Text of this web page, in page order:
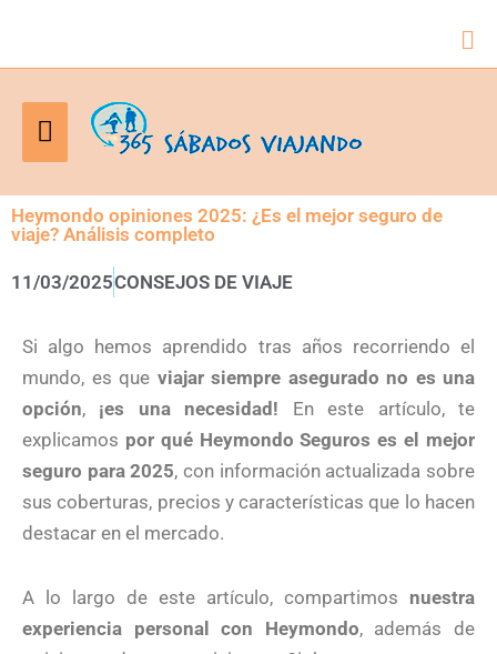
Menú
principal
Heymondo opiniones 2025: ¿Es el mejor seguro de
viaje? Análisis completo
11/03/2025CONSEJOS DE VIAJE
Si algo hemos aprendido tras años recorriendo el
mundo, es que viajar siempre asegurado no es una
opción, ¡es una necesidad! En este artículo, te
explicamos por qué Heymondo Seguros es el mejor
seguro para 2025, con información actualizada sobre
sus coberturas, precios y características que lo hacen
destacar en el mercado.
A lo largo de este artículo, compartimos nuestra
experiencia personal con Heymondo, además de